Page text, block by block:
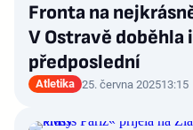
Fronta na
V Ostravě doběhla
předposlední
Atletika 25. června 202513:15